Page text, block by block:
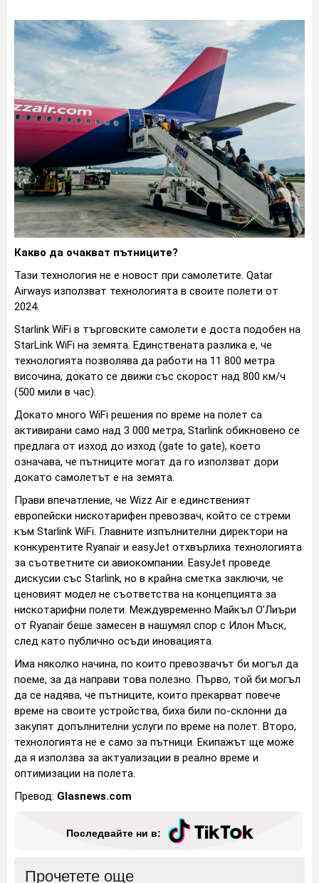
Какво да очакват пътниците?
Тази технология не е новост при самолетите. Qatar
Airways използват технологията в своите полети от
2024.
Starlink WiFi в търговските самолети е доста подобен на
StarLink WiFi на земята. Единствената разлика е, че
технологията позволява да работи на 11 800 метра
височина, докато се движи със скорост над 800 км/ч
(500 мили в час).
Докато много WiFi решения по време на полет са
активирани само над 3 000 метра, Starlink обикновено се
предлага от изход до изход (gate to gate), което
означава, че пътниците могат да го използват дори
докато самолетът е на земята.
Прави впечатление, че Wizz Air е единственият
европейски нискотарифен превозвач, който се стреми
към Starlink WiFi. Главните изпълнителни директори на
конкурентите Ryanair и easyJet отхвърлиха технологията
за съответните си авиокомпании. EasyJet проведе
дискусии със Starlink, но в крайна сметка заключи, че
ценовият модел не съответства на концепцията за
нискотарифни полети. Междувременно Майкъл О'Лиъри
от Ryanair беше замесен в нашумял спор с Илон Мъск,
след като публично осъди иновацията.
Има няколко начина, по които превозвачът би могъл да
поеме, за да направи това полезно. Първо, той би могъл
да се надява, че пътниците, които прекарват повече
време на своите устройства, биха били по-склонни да
закупят допълнителни услуги по време на полет. Второ,
технологията не е само за пътници. Екипажът ще може
да я използва за актуализации в реално време и
оптимизации на полета.
Превод: Glasnews.com
Последвайте ни в:
Прочетете още